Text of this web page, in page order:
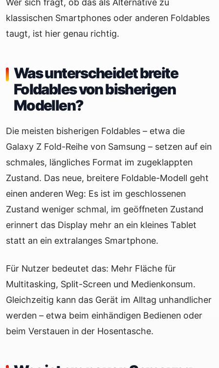
Wer sich fragt, ob das als Alternative zu
klassischen Smartphones oder anderen Foldables
taugt, ist hier genau richtig.
Was unterscheidet breite
Foldables von bisherigen
Modellen?
Die meisten bisherigen Foldables – etwa die
Galaxy Z Fold-Reihe von Samsung – setzen auf ein
schmales, längliches Format im zugeklappten
Zustand. Das neue, breitere Foldable-Modell geht
einen anderen Weg: Es ist im geschlossenen
Zustand weniger schmal, im geöffneten Zustand
erinnert das Display mehr an ein kleines Tablet
statt an ein extralanges Smartphone.
Für Nutzer bedeutet das: Mehr Fläche für
Multitasking, Split-Screen und Medienkonsum.
Gleichzeitig kann das Gerät im Alltag unhandlicher
werden – etwa beim einhändigen Bedienen oder
beim Verstauen in der Hosentasche.